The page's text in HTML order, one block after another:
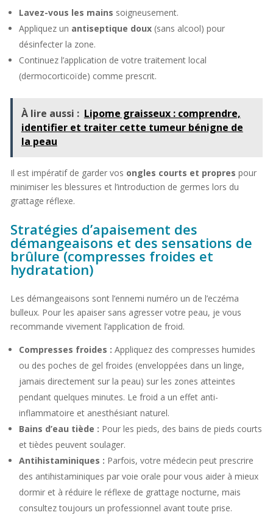
Lavez-vous les mains soigneusement.
Appliquez un antiseptique doux(sans alcool) pour
désinfecter la zone.
Continuez l’application de votre traitement local
(dermocorticoïde) comme prescrit.
À lire aussi : Lipome graisseux : comprendre,
identifier et traiter cette tumeur bénigne de
la peau
Il est impératif de garder vos ongles courts et propres pour
minimiser les blessures et l’introduction de germes lors du
grattage réflexe.
Stratégies d’apaisement des
démangeaisons et des sensations de
brûlure (compresses froides et
hydratation)
Les démangeaisons sont l’ennemi numéro un de l’eczéma
bulleux. Pour les apaiser sans agresser votre peau, je vous
recommande vivement l’application de froid.
Compresses froides : Appliquez des compresses humides
ou des poches de gel froides (enveloppées dans un linge,
jamais directement sur la peau) sur les zones atteintes
pendant quelques minutes. Le froid a un effet anti-
inflammatoire et anesthésiant naturel.
Bains d’eau tiède : Pour les pieds, des bains de pieds courts
et tièdes peuvent soulager.
Antihistaminiques : Parfois, votre médecin peut prescrire
des antihistaminiques par voie orale pour vous aider à mieux
dormir et à réduire le réflexe de grattage nocturne, mais
consultez toujours un professionnel avant toute prise.